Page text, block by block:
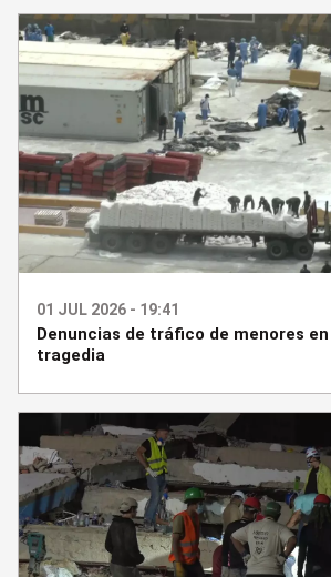
01 JUL 2026 - 19:41
Denuncias de tráfico de menores
tragedia